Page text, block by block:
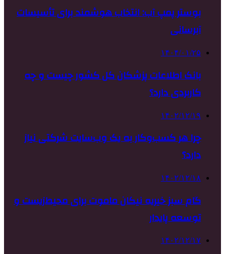
بوستر پمپ آب: انتخاب هوشمند برای تأسیسات
آبرسانی
۱۴۰۴/۰۱/۲۵
بانک اطلاعات پزشکان کل کشور چیست و چه
کاربردی دارد؟
۱۴۰۲/۱۲/۱۹
چرا هر کسب‌وکار به یک وب‌سایت شرکتی نیاز
دارد؟
۱۴۰۲/۱۲/۱۸
گام سبز خیریه نیکان ماموت برای محیط‌زیست و
توسعه پایدار
۱۴۰۲/۱۲/۱۷